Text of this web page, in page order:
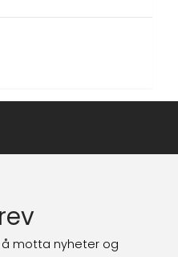
å motta nyheter og